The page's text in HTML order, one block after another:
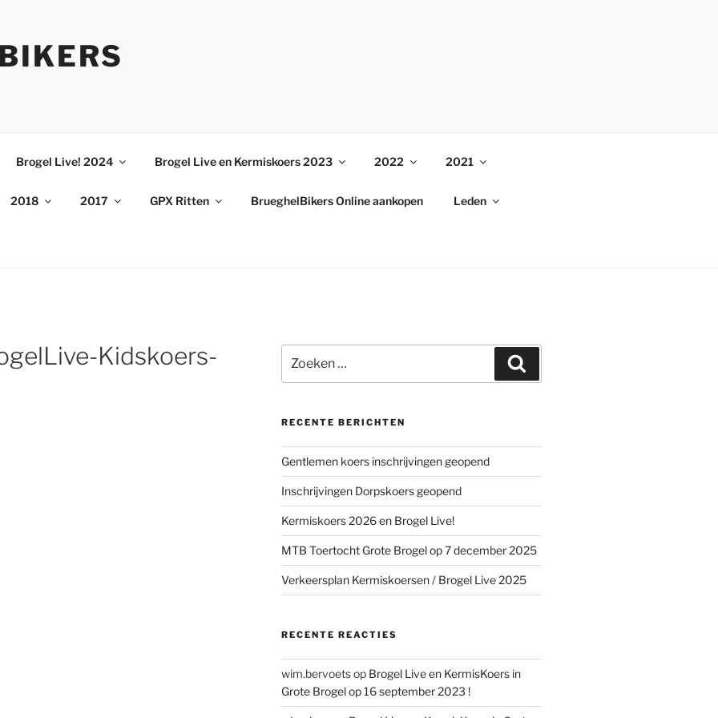
Brogel Live! 2024 Brogel Live en Kermiskoers 2023 2022 2021
2018 2017 GPX Ritten BrueghelBikers Online aankopen Leden
Kidskoers-
naar:
RECENTE BERICHTEN
Gentlemen koers inschrijvingen geopend
Inschrijvingen Dorpskoers geopend
Kermiskoers 2026 en Brogel Live!
MTB Toertocht Grote Brogel op 7 december 2025
Verkeersplan Kermiskoersen / Brogel Live 2025
RECENTE REACTIES
wim.bervoetsop Brogel Live en KermisKoers in
Grote Brogel op 16 september 2023 !